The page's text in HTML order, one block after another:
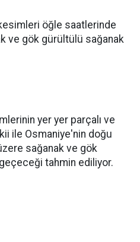
öğle saatlerinde
ve gök gürültülü sağanak
yer yer parçalı ve
ile Osmaniye'nin doğu
sağanak ve gök
tahmin ediliyor.